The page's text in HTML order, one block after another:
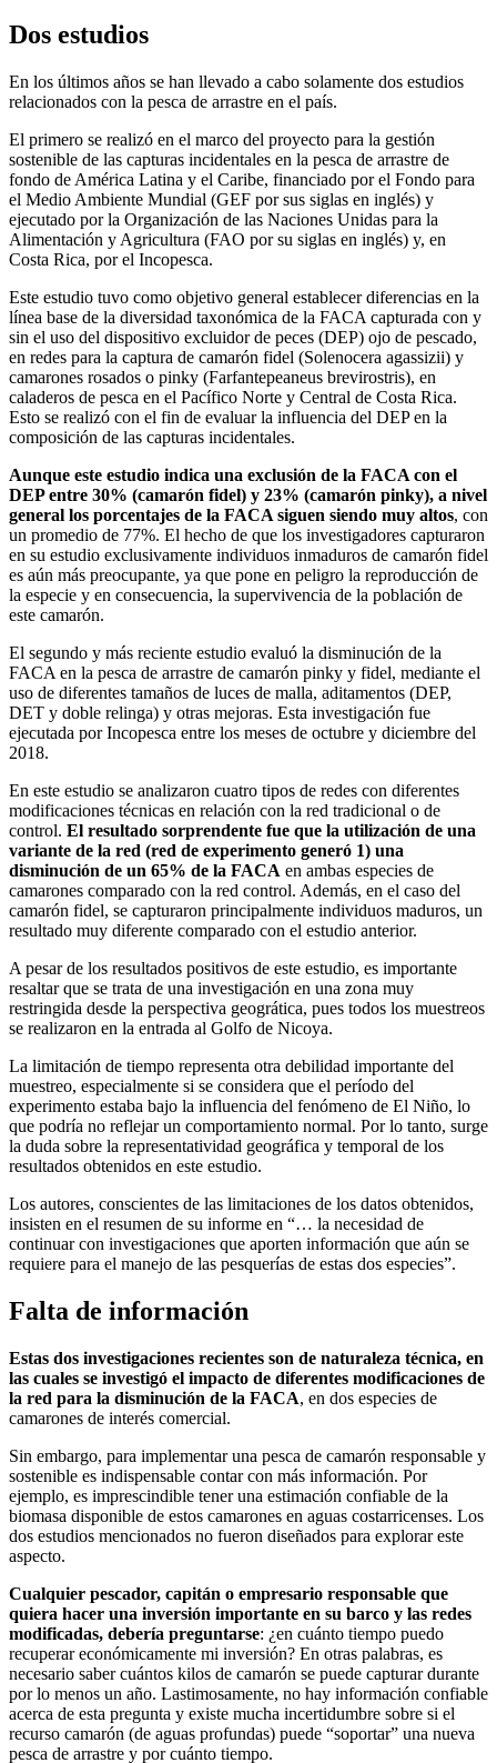
Dos estudios
En los últimos años se han llevado a cabo solamente dos estudios
relacionados con la pesca de arrastre en el país.
El primero se realizó en el marco del proyecto para la gestión
sostenible de las capturas incidentales en la pesca de arrastre de
fondo de América Latina y el Caribe, financiado por el Fondo para
el Medio Ambiente Mundial (GEF por sus siglas en inglés) y
ejecutado por la Organización de las Naciones Unidas para la
Alimentación y Agricultura (FAO por su siglas en inglés) y, en
Costa Rica, por el Incopesca.
Este estudio tuvo como objetivo general establecer diferencias en la
línea base de la diversidad taxonómica de la FACA capturada con y
sin el uso del dispositivo excluidor de peces (DEP) ojo de pescado,
en redes para la captura de camarón fidel (Solenocera agassizii) y
camarones rosados o pinky (Farfantepeaneus brevirostris), en
caladeros de pesca en el Pacífico Norte y Central de Costa Rica.
Esto se realizó con el fin de evaluar la influencia del DEP en la
composición de las capturas incidentales.
Aunque este estudio indica una exclusión de la FACA con el
DEP entre 30% (camarón fidel) y 23% (camarón pinky), a nivel
general los porcentajes de la FACA siguen siendo muy altos, con
un promedio de 77%. El hecho de que los investigadores capturaron
en su estudio exclusivamente individuos inmaduros de camarón fidel
es aún más preocupante, ya que pone en peligro la reproducción de
la especie y en consecuencia, la supervivencia de la población de
este camarón.
El segundo y más reciente estudio evaluó la disminución de la
FACA en la pesca de arrastre de camarón pinky y fidel, mediante el
uso de diferentes tamaños de luces de malla, aditamentos (DEP,
DET y doble relinga) y otras mejoras. Esta investigación fue
ejecutada por Incopesca entre los meses de octubre y diciembre del
2018.
En este estudio se analizaron cuatro tipos de redes con diferentes
modificaciones técnicas en relación con la red tradicional o de
control. El resultado sorprendente fue que la utilización de una
variante de la red (red de experimento generó 1) una
disminución de un 65% de la FACA en ambas especies de
camarones comparado con la red control. Además, en el caso del
camarón fidel, se capturaron principalmente individuos maduros, un
resultado muy diferente comparado con el estudio anterior.
A pesar de los resultados positivos de este estudio, es importante
resaltar que se trata de una investigación en una zona muy
restringida desde la perspectiva geogrática, pues todos los muestreos
se realizaron en la entrada al Golfo de Nicoya.
La limitación de tiempo representa otra debilidad importante del
muestreo, especialmente si se considera que el período del
experimento estaba bajo la influencia del fenómeno de El Niño, lo
que podría no reflejar un comportamiento normal. Por lo tanto, surge
la duda sobre la representatividad geográfica y temporal de los
resultados obtenidos en este estudio.
Los autores, conscientes de las limitaciones de los datos obtenidos,
insisten en el resumen de su informe en “… la necesidad de
continuar con investigaciones que aporten información que aún se
requiere para el manejo de las pesquerías de estas dos especies”.
Falta de información
Estas dos investigaciones recientes son de naturaleza técnica, en
las cuales se investigó el impacto de diferentes modificaciones de
la red para la disminución de la FACA, en dos especies de
camarones de interés comercial.
Sin embargo, para implementar una pesca de camarón responsable y
sostenible es indispensable contar con más información. Por
ejemplo, es imprescindible tener una estimación confiable de la
biomasa disponible de estos camarones en aguas costarricenses. Los
dos estudios mencionados no fueron diseñados para explorar este
aspecto.
Cualquier pescador, capitán o empresario responsable que
quiera hacer una inversión importante en su barco y las redes
modificadas, debería preguntarse: ¿en cuánto tiempo puedo
recuperar económicamente mi inversión? En otras palabras, es
necesario saber cuántos kilos de camarón se puede capturar durante
por lo menos un año. Lastimosamente, no hay información confiable
acerca de esta pregunta y existe mucha incertidumbre sobre si el
recurso camarón (de aguas profundas) puede “soportar” una nueva
pesca de arrastre y por cuánto tiempo.